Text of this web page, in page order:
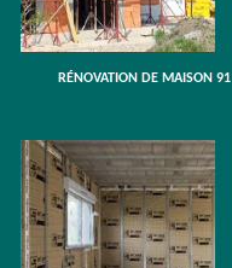
RÉNOVATION DE MAISON 91